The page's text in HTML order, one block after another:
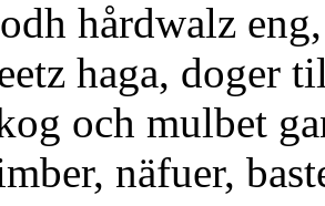
hårdwalz
haga, doger
mulbet
näfuer, baste